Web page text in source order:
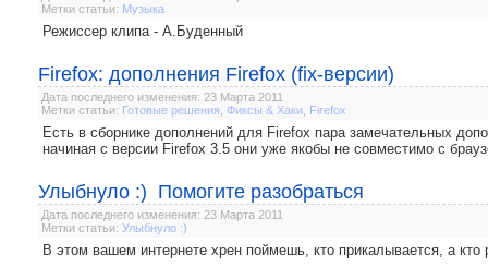
Метки статьи: Музыка
Режиссер клипа - А.Буденный
Firefox: дополнения Firefox (fix-версии)
Дата последнего изменения: 23 Марта 2011
Метки статьи: Готовые решения Фиксы & Хаки Firefox
Есть в сборнике дополнений для Firefox пара замечательных
начиная с версии Firefox 3.5 они уже якобы не совместимо с
Улыбнуло :) Помогите разобраться
Дата последнего изменения: 23 Марта 2011
Метки статьи: Улыбнуло :)
В этом вашем интернете хрен поймешь, кто прикалывается, а кто